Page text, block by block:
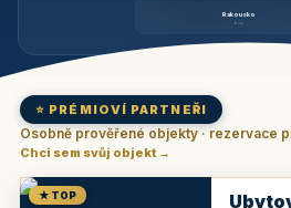
Rakousko
brzy
⭐ PRÉMIOVÍ PARTNEŘI
Osobně prověřené objekty · rezervace
Chci sem svůj objekt →
★ TOP